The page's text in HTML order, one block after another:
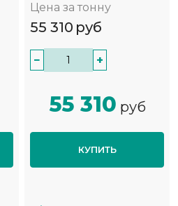
Цена за тонну
55 310 руб
− +
55 310 руб
КУПИТЬ